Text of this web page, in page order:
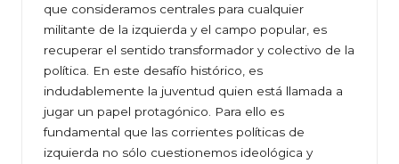
que consideramos centrales para cualquier
militante de la izquierda y el campo popular, es
recuperar el sentido transformador y colectivo de la
política. En este desafío histórico, es
indudablemente la juventud quien está llamada a
jugar un papel protagónico. Para ello es
fundamental que las corrientes políticas de
izquierda no sólo cuestionemos ideológica y